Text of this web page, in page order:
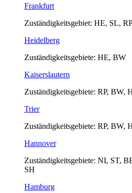
Frankfurt
Zuständigkeitsgebiet: HE, SL,
Heidelberg
Zuständigkeitsgebiete: HE, BW
Kaiserslautern
Zuständigkeitsgebiete: RP, BW,
Trier
Zuständigkeitsgebiete: RP, BW,
Hannover
Zuständigkeitsgebiete: NI, ST,
SH
Hamburg